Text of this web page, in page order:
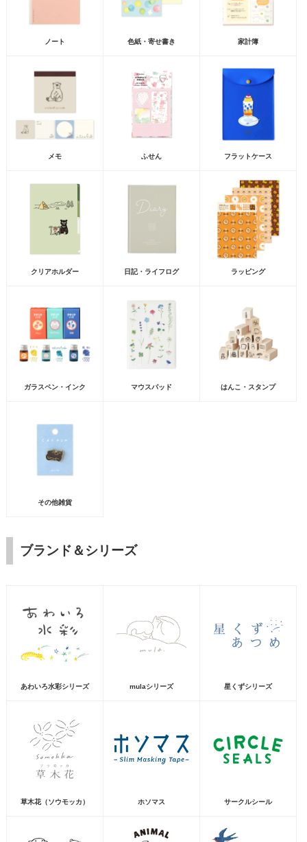
ノート 色紙・寄せ書き 家計簿
メモ ふせん フラットケース
クリアホルダー 日記・ライフログ ラッピング
ガラスペン・インク マウスパッド はんこ・スタンプ
その他雑貨
ブランド＆シリーズ
あわいろ水彩シリーズ mulaシリーズ 星くずシリーズ
草木花（ソウモッカ） ホソマス サークルシール